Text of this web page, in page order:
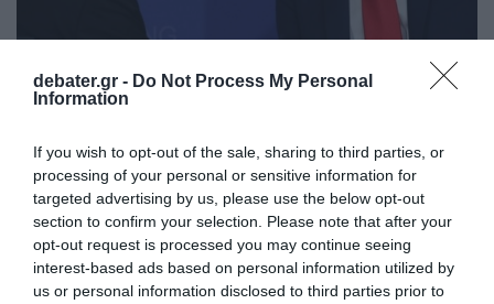
debater.gr - Do Not Process My Personal
Information
If you wish to opt-out of the sale, sharing to third parties, or
processing of your personal or sensitive information for
targeted advertising by us, please use the below opt-out
section to confirm your selection. Please note that after your
opt-out request is processed you may continue seeing
interest-based ads based on personal information utilized by
us or personal information disclosed to third parties prior to
Πούτιν και Τραμπ συμφώνησαν ότι
Αμερικανοί απεσταλμένοι θα επισκεφθούν
«σύντομα» τη Ρωσία
Τηλεφωνική επικοινωνία είχαν οι δύο ηγέτες
14.06.2026 - 20:55